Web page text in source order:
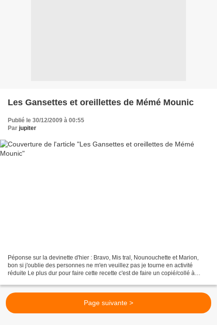
Les Gansettes et oreillettes de Mémé Mounic
Publié le 30/12/2009 à 00:55
Par jupiter
Péponse sur la devinette d'hier : Bravo, Mis tral, Nounouchette et Marion,
bon si j'oublie des personnes ne m'en veuillez pas je tourne en activité
réduite Le plus dur pour faire cette recette c'est de faire un copié/collé à
Page suivante >